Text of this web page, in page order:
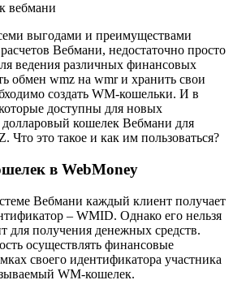
выгодами и преимуществами
Вебмани, недостаточно просто
ведения различных финансовых
обмен wmz на wmr и хранить свои
создать WM-кошельки. И в
доступны для новых
кошелек Вебмани для
Что это такое и как им пользоваться?
в WebMoney
Вебмани каждый клиент получает
– WMID. Однако его нельзя
для получения денежных средств.
осуществлять финансовые
своего идентификатора участника
WM-кошелек.